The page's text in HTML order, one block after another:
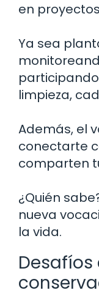
en
Ya sea
limpieza,
Además, el
conectarte
comparten
¿Quién
nueva
la vida.
Desafíos